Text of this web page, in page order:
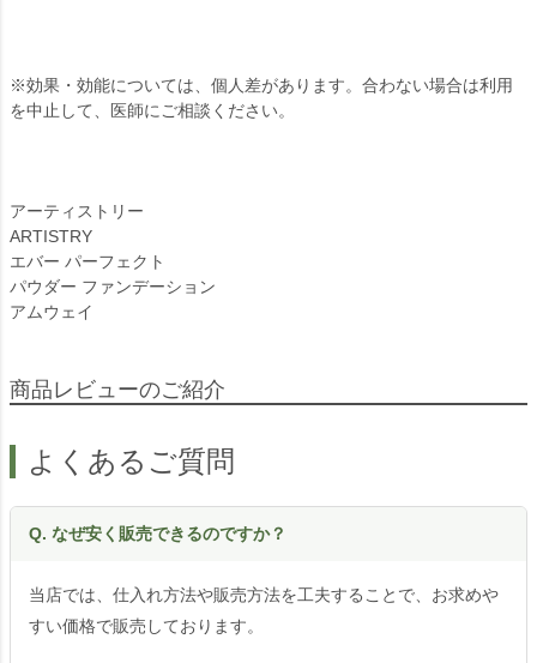
※効果・効能については、個人差があります。合わない場合は利用
を中止して、医師にご相談ください。
アーティストリー
ARTISTRY
エバー パーフェクト
パウダー ファンデーション
アムウェイ
商品レビューのご紹介
よくあるご質問
Q. なぜ安く販売できるのですか？
当店では、仕入れ方法や販売方法を工夫することで、お求めや
すい価格で販売しております。